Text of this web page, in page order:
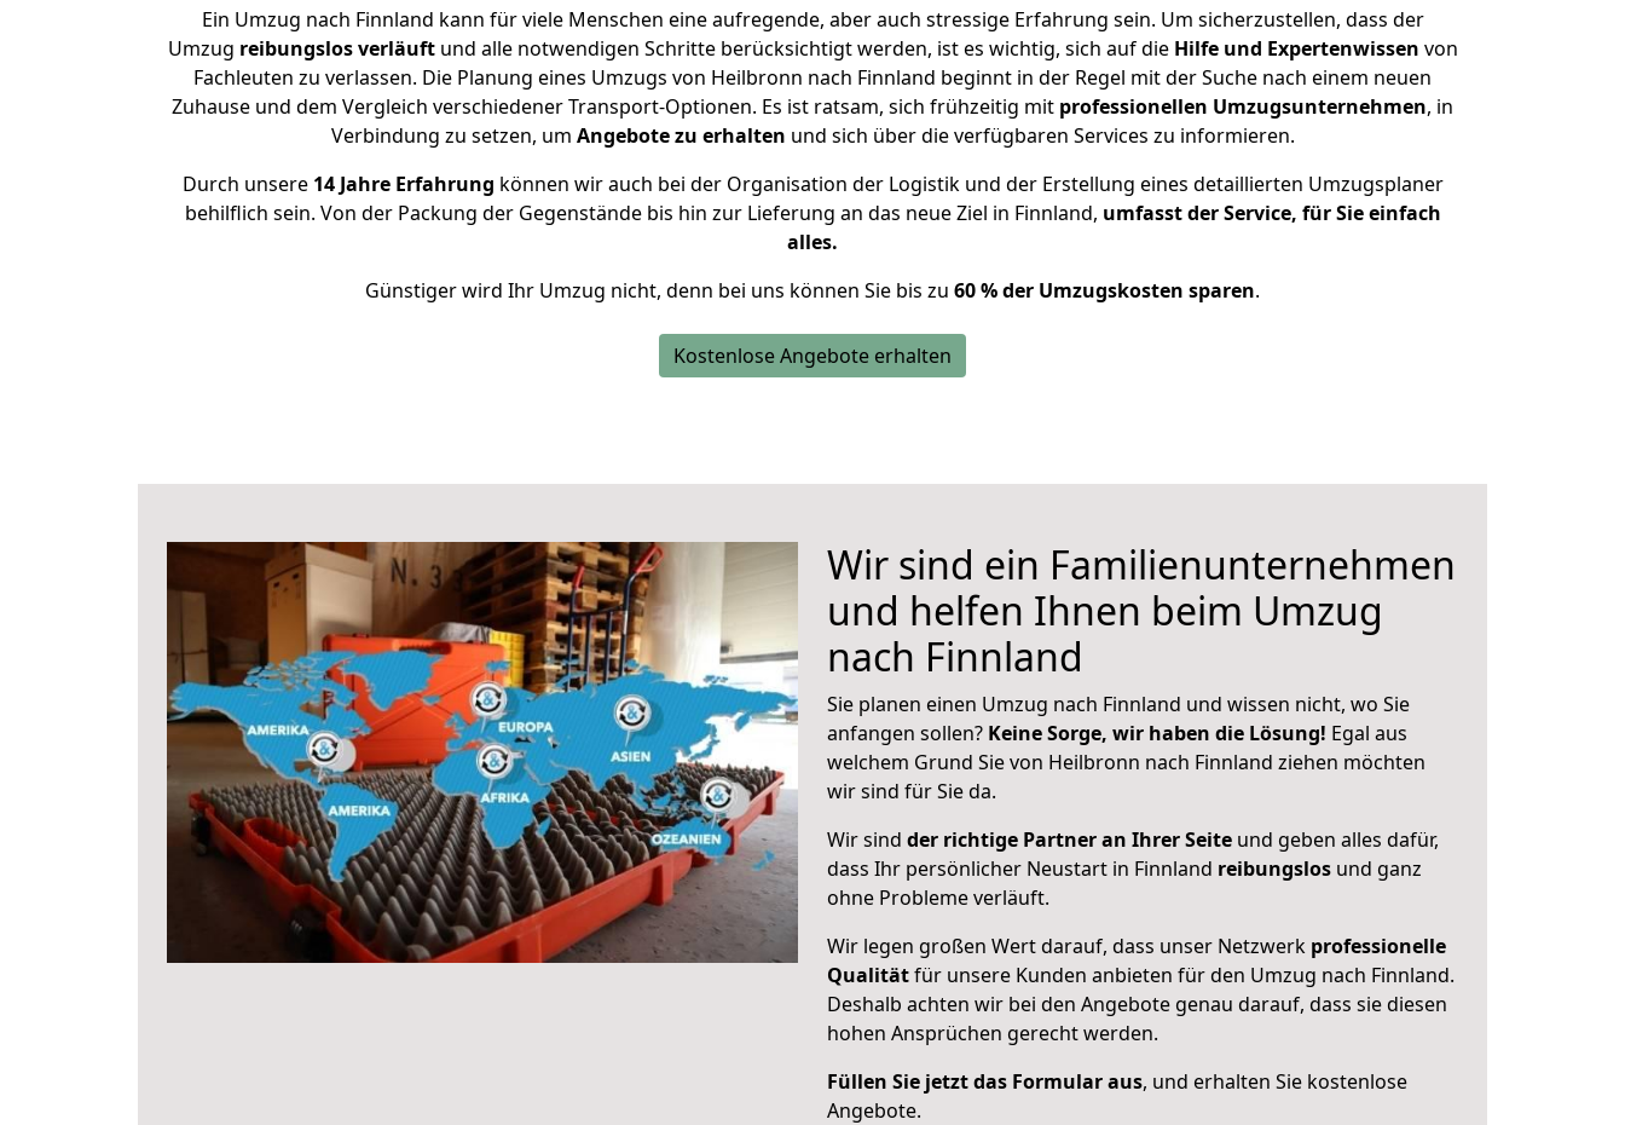
Ein Umzug nach Finnland kann für viele Menschen eine aufregende, aber auch stressige Erfahrung sein. Um sicherzustellen, dass der
Umzug reibungslos verläuftund alle notwendigen Schritte berücksichtigt werden, ist es wichtig, sich auf die Hilfe und Expertenwissen von
Fachleuten zu verlassen. Die Planung eines Umzugs von Heilbronn nach Finnland beginnt in der Regel mit der Suche nach einem neuen
Zuhause und dem Vergleich verschiedener Transport-Optionen. Es ist ratsam, sich frühzeitig mit professionellen Umzugsunternehmen, in
Verbindung zu setzen, um Angebote zu erhalten und sich über die verfügbaren Services zu informieren.
Durch unsere 14 Jahre Erfahrung können wir auch bei der Organisation der Logistik und der Erstellung eines detaillierten Umzugsplaner
behilflich sein. Von der Packung der Gegenstände bis hin zur Lieferung an das neue Ziel in Finnland, umfasst der Service, für Sie einfach
alles.
Günstiger wird Ihr Umzug nicht, denn bei uns können Sie bis zu 60 % der Umzugskosten sparen.
Kostenlose Angebote erhalten
Wir sind ein Familienunternehmen
und helfen Ihnen beim Umzug
nach Finnland
Sie planen einen Umzug nach Finnland und wissen nicht, wo Sie
anfangen sollen? Keine Sorge, wir haben die Lösung! Egal aus
welchem Grund Sie von Heilbronn nach Finnland ziehen möchten
wir sind für Sie da.
Wir sind der richtige Partner an Ihrer Seite und geben alles dafür,
dass Ihr persönlicher Neustart in Finnland reibungslos und ganz
ohne Probleme verläuft.
Wir legen großen Wert darauf, dass unser Netzwerk professionelle
Qualitätfür unsere Kunden anbieten für den Umzug nach Finnland.
Deshalb achten wir bei den Angebote genau darauf, dass sie diesen
hohen Ansprüchen gerecht werden.
Füllen Sie jetzt das Formular aus, und erhalten Sie kostenlose
Angebote.